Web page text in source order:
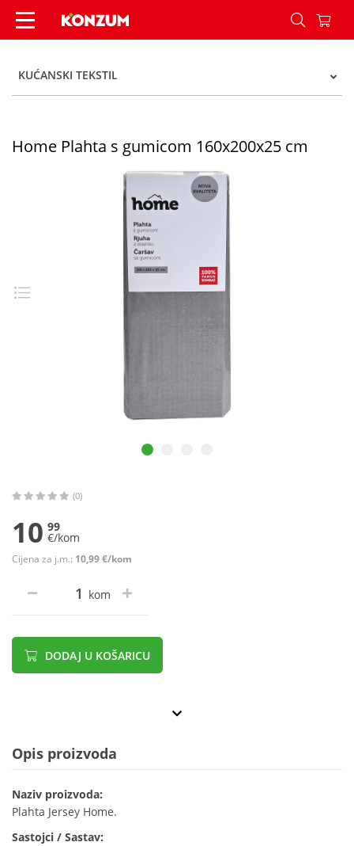
Home Plahta s gumicom 160x200x25 cm -
KUĆANSKI TEKSTIL
Home Plahta s gumicom 160x200x25 cm
(0)
10 99
€/kom
Cijena za j.m.: 10,99 €/kom
kom
DODAJ U KOŠARICU
Opis proizvoda
Naziv proizvoda:
Plahta Jersey Home.
Sastojci / Sastav: